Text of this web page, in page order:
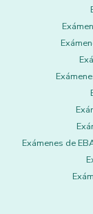
Exámenes de